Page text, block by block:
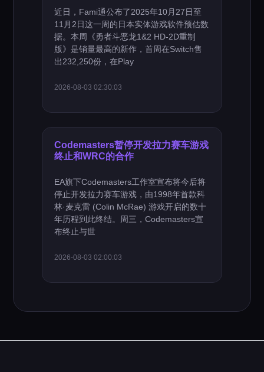
近日，Fami通公布了2025年10月27日至
11月2日这一周的日本实体游戏软件预估数
据。本周《勇者斗恶龙1&2 HD-2D重制
版》是销量最高的新作，首周在Switch售
出232,250份，在Play
2026-08-03 02:30:03
Codemasters暂停开发拉力赛车游戏
终止和WRC的合作
EA旗下Codemasters工作室宣布将今后将
停止开发拉力赛车游戏，由1998年首款科
林·麦克雷 (Colin McRae) 游戏开启的数十
年历程到此终结。周三，Codemasters宣
布终止与世
2026-08-03 02:00:03